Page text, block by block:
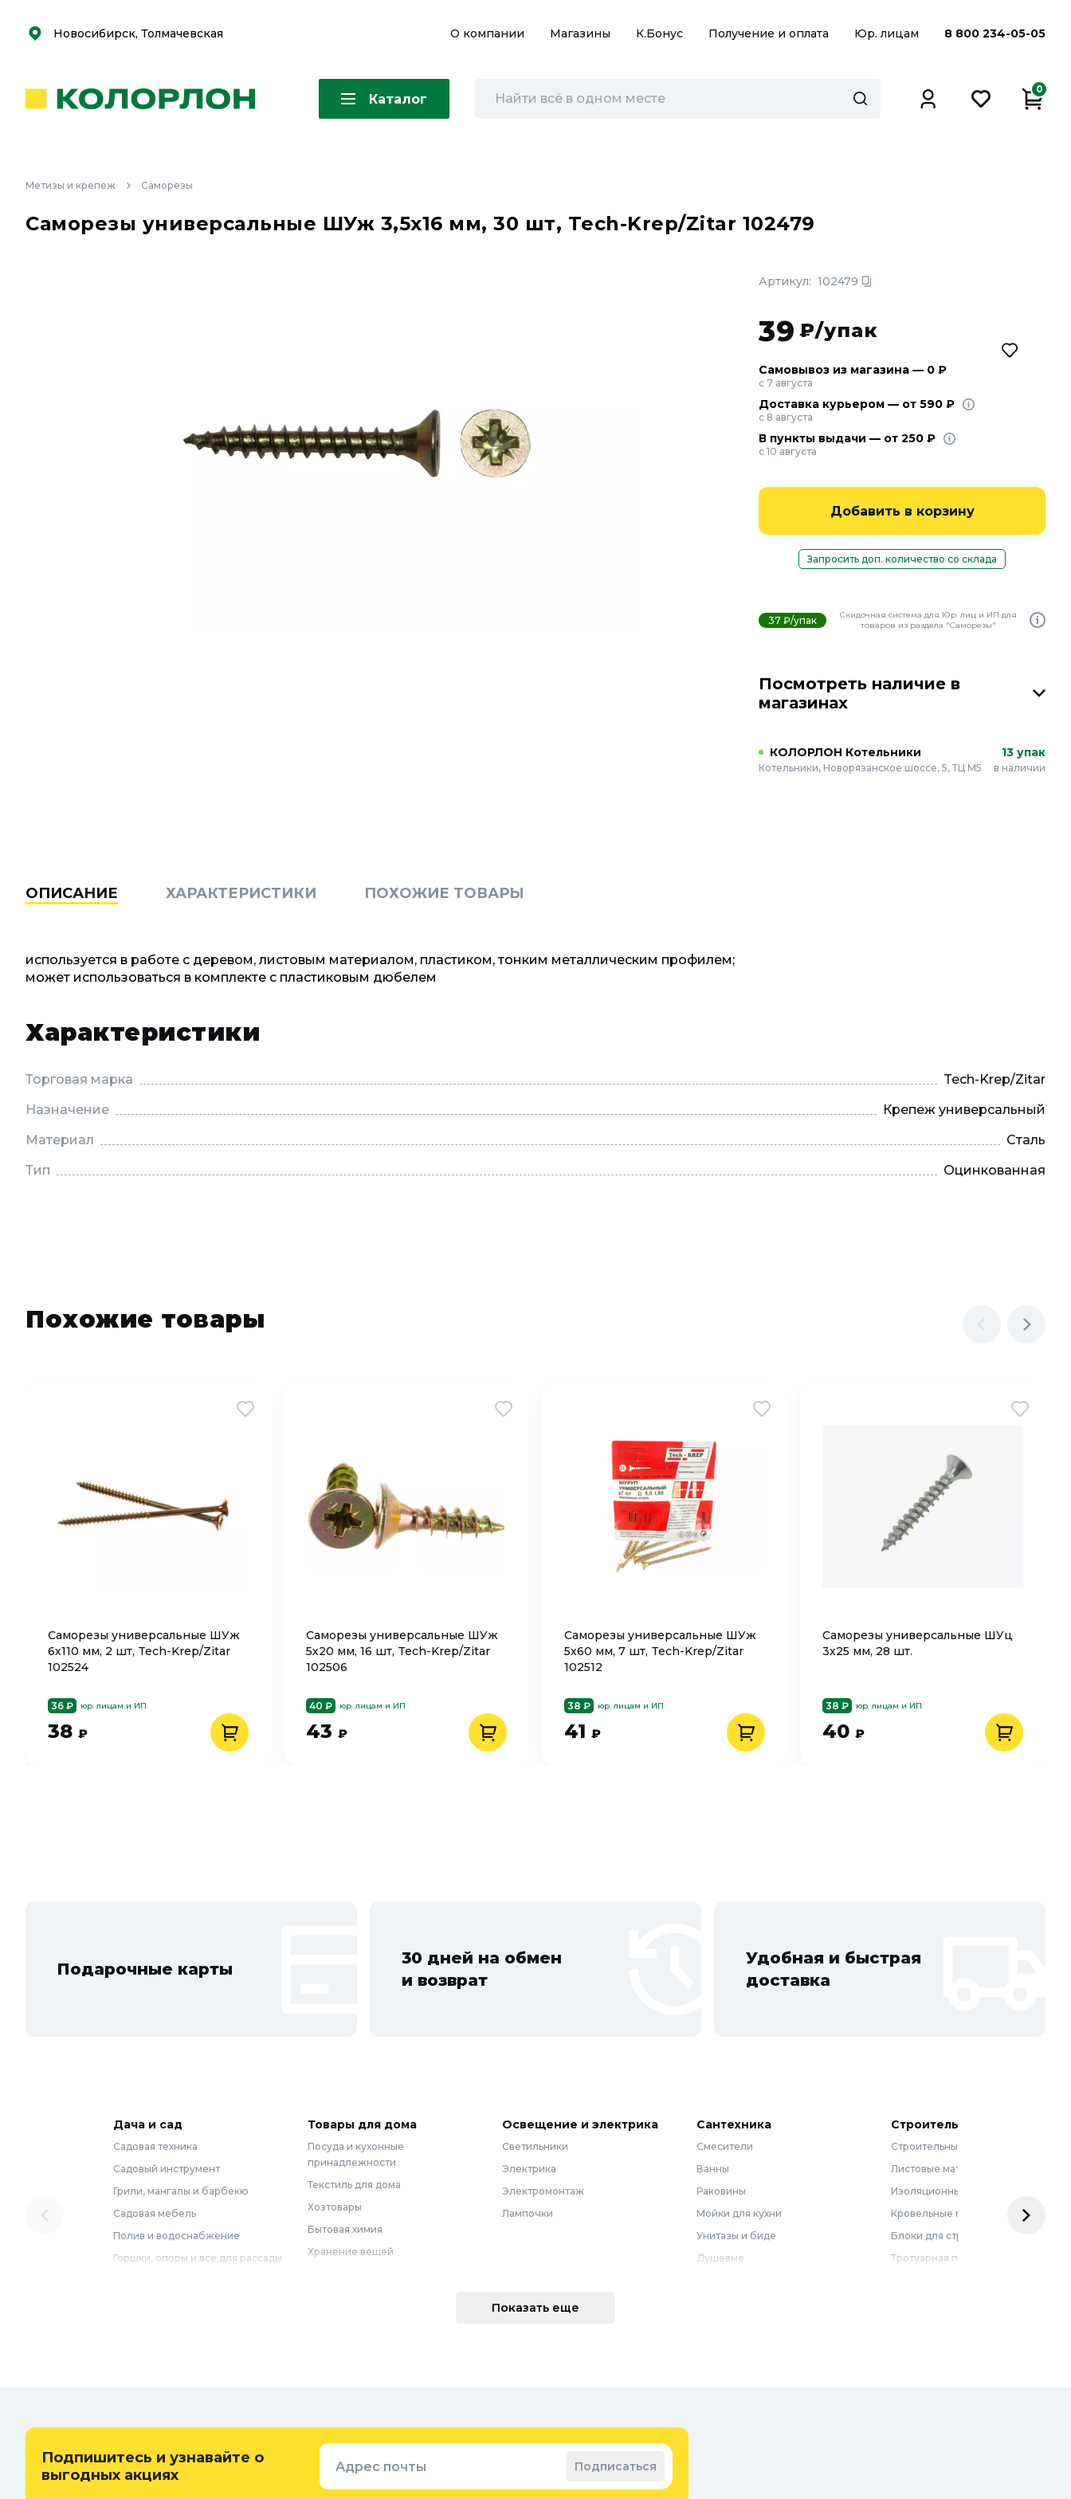
Скоро
Скоро
Новосибирск, Толмачевская О компании Магазины К.Бонус Получение и оплата Юр. лицам 8 800 234-05-05
Каталог
0
Метизы и крепеж Саморезы
Саморезы универсальные ШУж 3,5х16 мм, 30 шт, Tech-Krep/Zitar 102479
Артикул: 102479
39 ₽/упак
Самовывоз из магазина — 0 ₽
с 7 августа
Доставка курьером — от 590 ₽
с 8 августа
В пункты выдачи — от 250 ₽
с 10 августа
Добавить в корзину
Запросить доп. количество со склада
37 ₽/упак
Скидочная система для Юр. лиц и ИП для
товаров из раздела "Саморезы"
Посмотреть наличие в
магазинах
КОЛОРЛОН Котельники
Котельники, Новорязанское шоссе, 5, ТЦ М5
13 упак
в наличии
ОПИСАНИЕ ХАРАКТЕРИСТИКИ ПОХОЖИЕ ТОВАРЫ
используется в работе с деревом, листовым материалом, пластиком, тонким металлическим профилем;
может использоваться в комплекте с пластиковым дюбелем
Характеристики
Торговая марка
Tech-Krep/Zitar
Назначение
Крепеж универсальный
Материал
Сталь
Тип
Оцинкованная
Похожие товары
Саморезы универсальные ШУж
6х110 мм, 2 шт, Tech-Krep/Zitar
102524
36 ₽ юр. лицам и ИП
38 ₽
Саморезы универсальные ШУж
5х20 мм, 16 шт, Tech-Krep/Zitar
102506
40 ₽ юр. лицам и ИП
43 ₽
Саморезы универсальные ШУж
5х60 мм, 7 шт, Tech-Krep/Zitar
102512
38 ₽ юр. лицам и ИП
41 ₽
Саморезы универсальные ШУц
3х25 мм, 28 шт.
38 ₽ юр. лицам и ИП
40 ₽
Подарочные карты
30 дней на обмен
и возврат
Удобная и быстрая
доставка
Дача и сад
Садовая техника
Садовый инструмент
Грили, мангалы и барбекю
Садовая мебель
Полив и водоснабжение
Горшки, опоры и все для рассады
Теплицы, парники и укрывной
материал
Товары для дома
Посуда и кухонные
принадлежности
Текстиль для дома
Хозтовары
Бытовая химия
Хранение вещей
Придверные коврики
Освещение и электрика
Светильники
Электрика
Электромонтаж
Лампочки
Сантехника
Смесители
Ванны
Раковины
Мойки для кухни
Унитазы и биде
Душевые
Строительные материалы
Строительные смеси
Листовые материалы
Изоляционные материалы
Кровельные материалы
Блоки для строительства
Тротуарная плитка
Показать еще
Подпишитесь и узнавайте о
выгодных акциях
Адрес почты Подписаться